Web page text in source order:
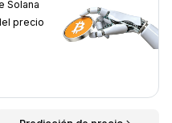
Solana
precio